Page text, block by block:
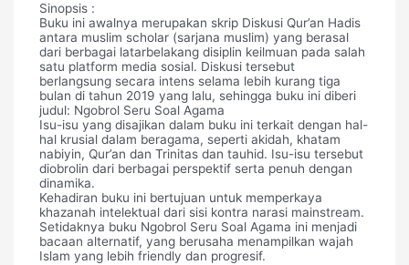
Sinopsis :
Buku ini awalnya merupakan skrip Diskusi Qur’an Hadis
antara muslim scholar (sarjana muslim) yang berasal
dari berbagai latarbelakang disiplin keilmuan pada salah
satu platform media sosial. Diskusi tersebut
berlangsung secara intens selama lebih kurang tiga
bulan di tahun 2019 yang lalu, sehingga buku ini diberi
judul: Ngobrol Seru Soal Agama
Isu-isu yang disajikan dalam buku ini terkait dengan hal-
hal krusial dalam beragama, seperti akidah, khatam
nabiyin, Qur’an dan Trinitas dan tauhid. Isu-isu tersebut
diobrolin dari berbagai perspektif serta penuh dengan
dinamika.
Kehadiran buku ini bertujuan untuk memperkaya
khazanah intelektual dari sisi kontra narasi mainstream.
Setidaknya buku Ngobrol Seru Soal Agama ini menjadi
bacaan alternatif, yang berusaha menampilkan wajah
Islam yang lebih friendly dan progresif.